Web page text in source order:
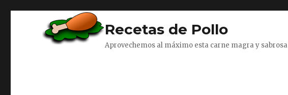
Recetas de Pollo
Aprovechemos al máximo esta carne magra y sabrosa